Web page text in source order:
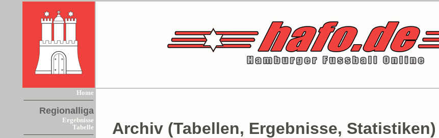
Home
Regionalliga
Ergebnisse
Tabelle
Archiv (Tabellen, Ergebnisse, Statistiken)